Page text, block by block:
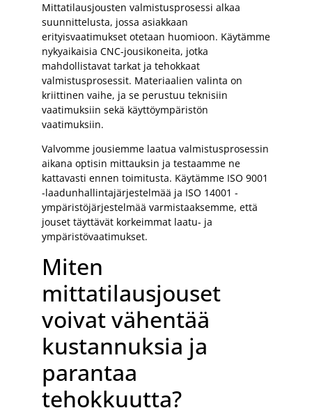
Mittatilausjousten valmistusprosessi alkaa
suunnittelusta, jossa asiakkaan
erityisvaatimukset otetaan huomioon. Käytämme
nykyaikaisia CNC-jousikoneita, jotka
mahdollistavat tarkat ja tehokkaat
valmistusprosessit. Materiaalien valinta on
kriittinen vaihe, ja se perustuu teknisiin
vaatimuksiin sekä käyttöympäristön
vaatimuksiin.
Valvomme jousiemme laatua valmistusprosessin
aikana optisin mittauksin ja testaamme ne
kattavasti ennen toimitusta. Käytämme ISO 9001
-laadunhallintajärjestelmää ja ISO 14001 -
ympäristöjärjestelmää varmistaaksemme, että
jouset täyttävät korkeimmat laatu- ja
ympäristövaatimukset.
Miten
mittatilausjouset
voivat vähentää
kustannuksia ja
parantaa
tehokkuutta?